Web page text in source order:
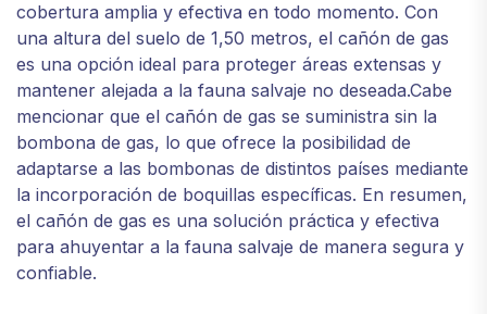
cobertura amplia y efectiva en todo momento. Con
una altura del suelo de 1,50 metros, el cañón de gas
es una opción ideal para proteger áreas extensas y
mantener alejada a la fauna salvaje no deseada.Cabe
mencionar que el cañón de gas se suministra sin la
bombona de gas, lo que ofrece la posibilidad de
adaptarse a las bombonas de distintos países mediante
la incorporación de boquillas específicas. En resumen,
el cañón de gas es una solución práctica y efectiva
para ahuyentar a la fauna salvaje de manera segura y
confiable.